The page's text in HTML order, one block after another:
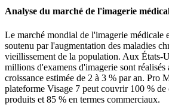
Analyse du marché de l'imagerie
Le marché mondial de l'imagerie médicale
soutenu par l'augmentation des maladies
vieillissement de la population. Aux États-
millions d'examens d'imagerie sont réalisés
croissance estimée de 2 à 3 % par an. Pro
plateforme Visage 7 peut couvrir 100 % de
produits et 85 % en termes commerciaux.